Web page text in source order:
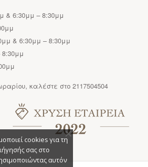
& 6:30μμ – 8:30μμ
& 6:30μμ – 8:30μμ
καλέστε στο 2117504504
cookies για τη
σας στο
αυτόν